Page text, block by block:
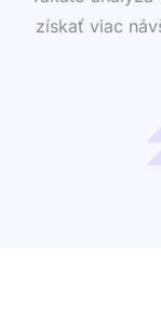
získať viac